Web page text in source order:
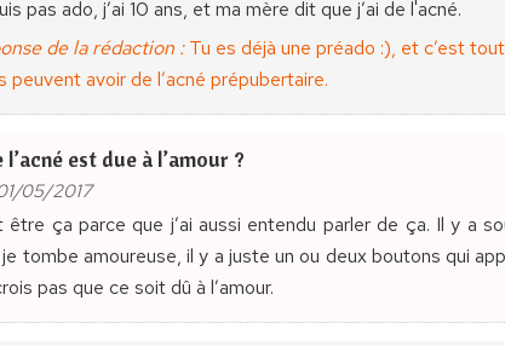
pas ado, j’ai 10 ans, et ma mère dit que j’ai de l'acné.
de la rédaction :Tu es déjà une préado :), et c’est
peuvent avoir de l’acné prépubertaire.
est due à l’amour ?
05/2017
être ça parce que j’ai aussi entendu parler de ça. Il y a
tombe amoureuse, il y a juste un ou deux boutons qui
pas que ce soit dû à l’amour.